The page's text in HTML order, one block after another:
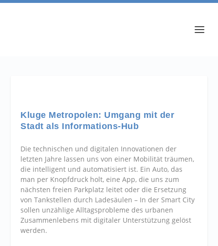
Kluge Metropolen: Umgang mit der
Stadt als Informations-Hub
Die technischen und digitalen Innovationen der
letzten Jahre lassen uns von einer Mobilität träumen,
die intelligent und automatisiert ist. Ein Auto, das
man per Knopfdruck holt, eine App, die uns zum
nächsten freien Parkplatz leitet oder die Ersetzung
von Tankstellen durch Ladesäulen – In der Smart City
sollen unzählige Alltagsprobleme des urbanen
Zusammenlebens mit digitaler Unterstützung gelöst
werden.